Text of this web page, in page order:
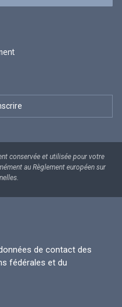
conservée et utilisée pour votre
au Règlement européen sur
de contact des
fédérales et du